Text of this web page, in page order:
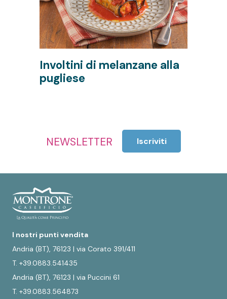
Involtini di melanzane alla
pugliese
NEWSLETTER Iscriviti
I nostri punti vendita
Andria (BT), 76123 | via Corato 391/411
T. +39.0883.541435
Andria (BT), 76123 | via Puccini 61
T. +39.0883.564873